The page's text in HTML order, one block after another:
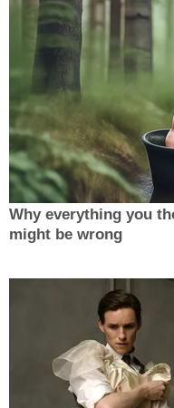
Why everything you
might be wrong